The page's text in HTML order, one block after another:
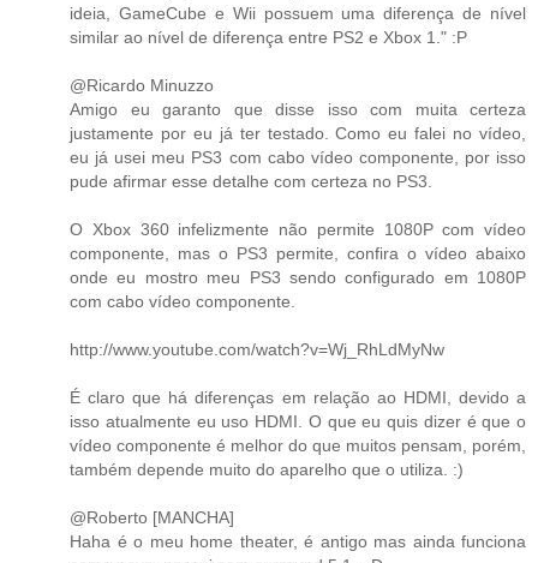
ideia, GameCube e Wii possuem uma diferença de nível
similar ao nível de diferença entre PS2 e Xbox 1." :P
@Ricardo Minuzzo
Amigo eu garanto que disse isso com muita certeza
justamente por eu já ter testado. Como eu falei no vídeo,
eu já usei meu PS3 com cabo vídeo componente, por isso
pude afirmar esse detalhe com certeza no PS3.
O Xbox 360 infelizmente não permite 1080P com vídeo
componente, mas o PS3 permite, confira o vídeo abaixo
onde eu mostro meu PS3 sendo configurado em 1080P
com cabo vídeo componente.
http://www.youtube.com/watch?v=Wj_RhLdMyNw
É claro que há diferenças em relação ao HDMI, devido a
isso atualmente eu uso HDMI. O que eu quis dizer é que o
vídeo componente é melhor do que muitos pensam, porém,
também depende muito do aparelho que o utiliza. :)
@Roberto [MANCHA]
Haha é o meu home theater, é antigo mas ainda funciona